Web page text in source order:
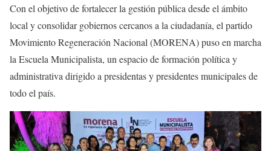
Con el objetivo de fortalecer la gestión pública desde el ámbito
local y consolidar gobiernos cercanos a la ciudadanía, el partido
Movimiento Regeneración Nacional (MORENA) puso en marcha
la Escuela Municipalista, un espacio de formación política y
administrativa dirigido a presidentas y presidentes municipales de
todo el país.